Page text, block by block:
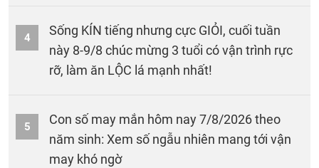
4
Sống KÍN tiếng nhưng cực GIỎI, cuối tuần
này 8-9/8 chúc mừng 3 tuổi có vận trình rực
rỡ, làm ăn LỘC lá mạnh nhất!
5
Con số may mắn hôm nay 7/8/2026 theo
năm sinh: Xem số ngẫu nhiên mang tới vận
may khó ngờ